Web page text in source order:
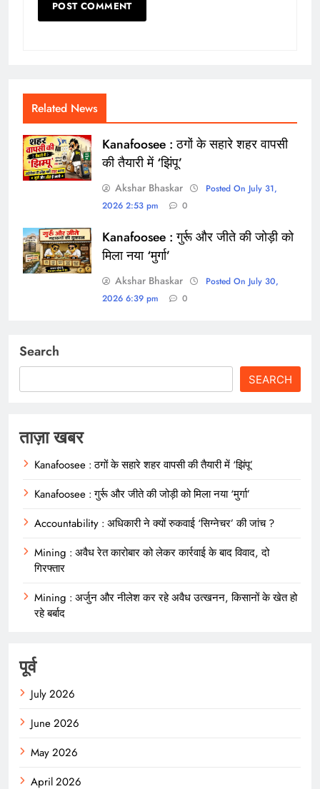
Related News
Kanafoosee : ठगों के सहारे शहर वापसी
की तैयारी में ‘झिंपू’
Akshar Bhaskar
Posted On July 31,
2026 2:53 pm
0
Kanafoosee : गुर्रू और जीते की जोड़ी को
मिला नया ‘मुर्गा’
Akshar Bhaskar
Posted On July 30,
2026 6:39 pm
0
Search
SEARCH
ताज़ा खबर
Kanafoosee : ठगों के सहारे शहर वापसी की तैयारी में ‘झिंपू’
Kanafoosee : गुर्रू और जीते की जोड़ी को मिला नया ‘मुर्गा’
Accountability : अधिकारी ने क्यों रुकवाई ‘सिग्नेचर’ की जांच ?
Mining : अवैध रेत कारोबार को लेकर कार्रवाई के बाद विवाद, दो
गिरफ्तार
Mining : अर्जुन और नीलेश कर रहे अवैध उत्खनन, किसानों के खेत हो
रहे बर्बाद
पूर्व
July 2026
June 2026
May 2026
April 2026